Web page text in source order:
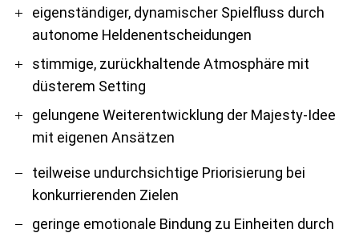
eigenständiger, dynamischer Spielfluss durch
autonome Heldenentscheidungen
stimmige, zurückhaltende Atmosphäre mit
düsterem Setting
gelungene Weiterentwicklung der Majesty-Idee
mit eigenen Ansätzen
teilweise undurchsichtige Priorisierung bei
konkurrierenden Zielen
geringe emotionale Bindung zu Einheiten durch